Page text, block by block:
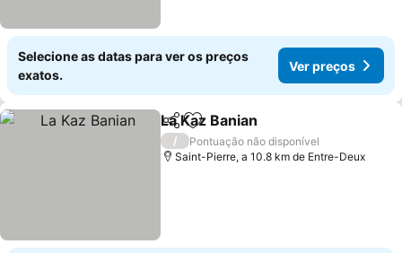
Selecione as datas para ver os preços
exatos.
Ver preços
PartilharAdicionar aos favoritos
La Kaz Banian
/
Pontuação não disponível
Saint-Pierre, a 10.8 km de Entre-Deux